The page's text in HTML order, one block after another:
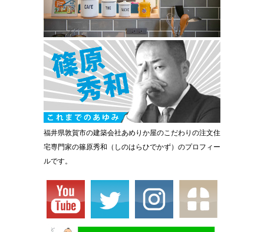
福井県敦賀市の建築会社あめりか屋のこだわりの注文住
宅専門家の篠原秀和（しのはらひでかず）のプロフィー
ルです。